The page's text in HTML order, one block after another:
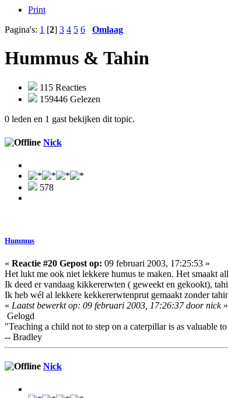
Print
Pagina's: 1 [2] 3 4 5 6 Omlaag
Hummus & Tahin
115 Reacties
159446 Gelezen
0 leden en 1 gast bekijken dit topic.
Nick
578
Hummus
« Reactie #20 Gepost op: 09 februari 2003, 17:25:53 »
Het lukt me ook niet lekkere humus te maken. Het smaakt
Ik deed er vandaag kikkererwten ( geweekt en gekookt),
Ik heb wél al lekkere kekkererwtenprut gemaakt zonder
« Laatst bewerkt op: 09 februari 2003, 17:26:37 door nick»
Gelogd
"Teaching a child not to step on a caterpillar is as valuable
-- Bradley
Nick